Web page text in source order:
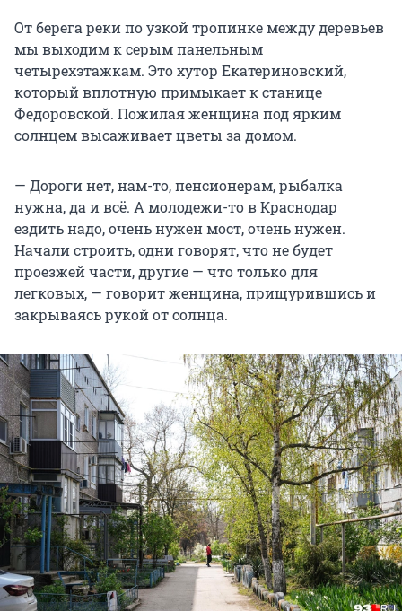
От берега реки по узкой тропинке между деревьев
мы выходим к серым панельным
четырехэтажкам. Это хутор Екатериновский,
который вплотную примыкает к станице
Федоровской. Пожилая женщина под ярким
солнцем высаживает цветы за домом.
— Дороги нет, нам-то, пенсионерам, рыбалка
нужна, да и всё. А молодежи-то в Краснодар
ездить надо, очень нужен мост, очень нужен.
Начали строить, одни говорят, что не будет
проезжей части, другие — что только для
легковых, — говорит женщина, прищурившись и
закрываясь рукой от солнца.